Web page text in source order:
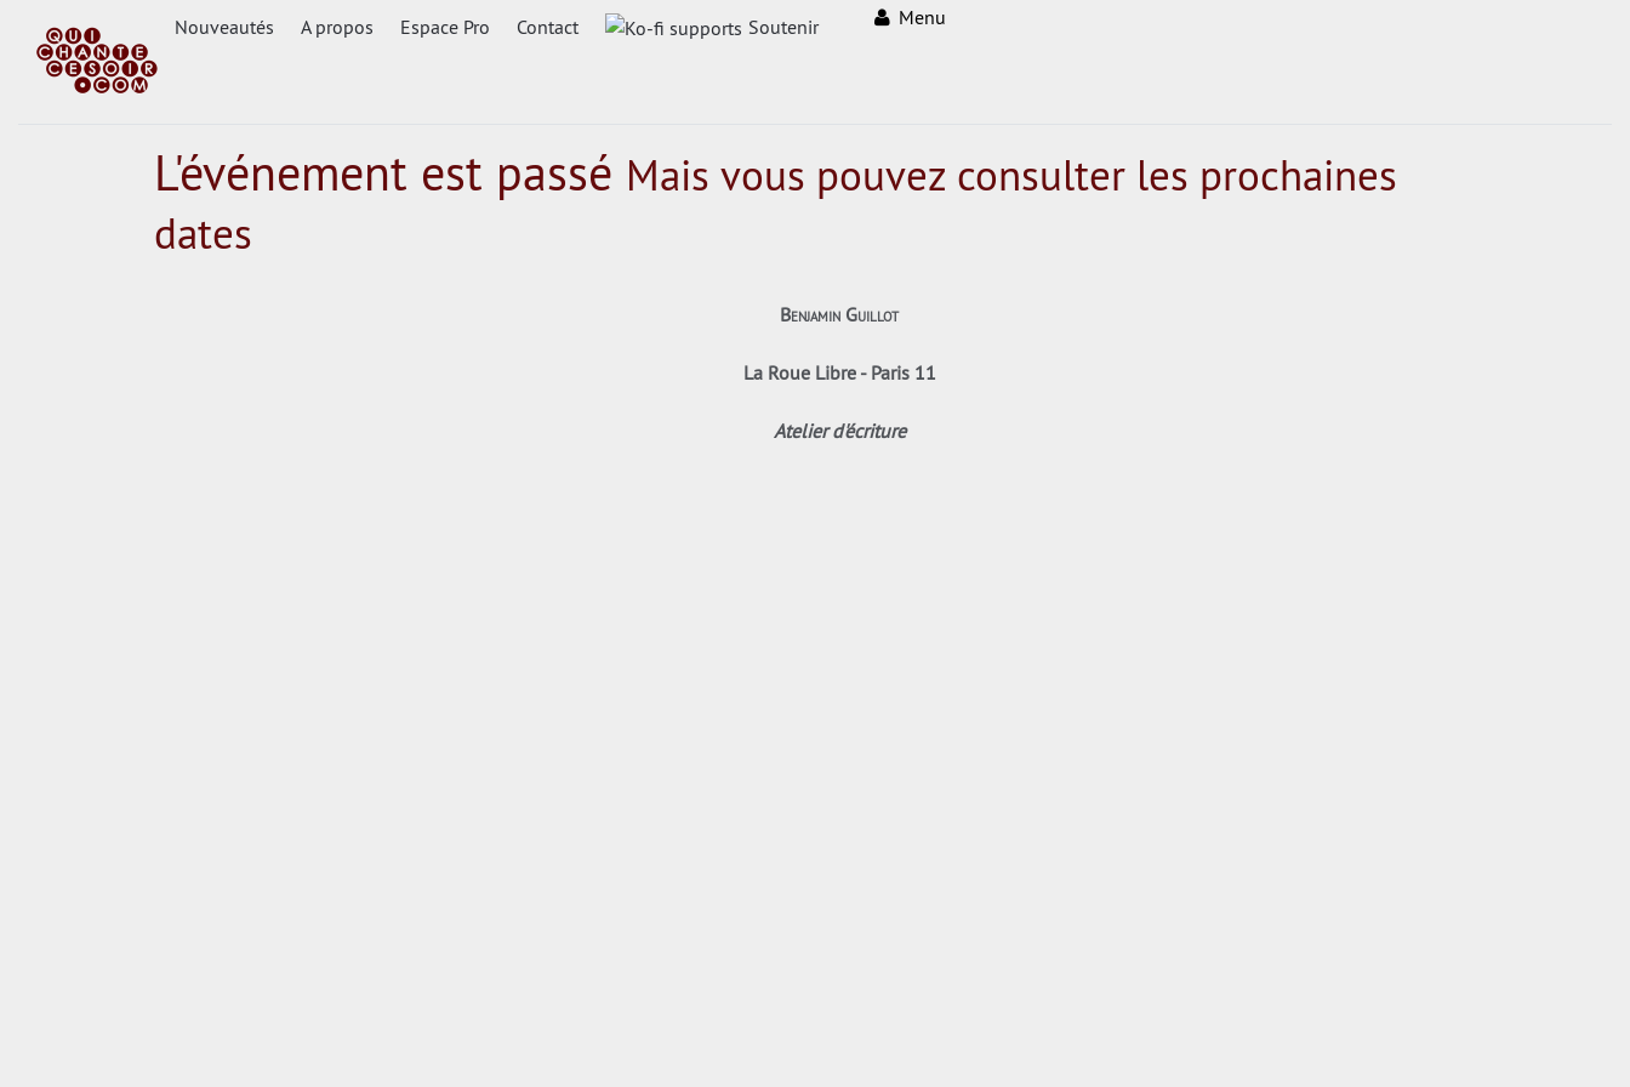
Nouveautés A propos Espace Pro Contact Soutenir Menu
L'événement est passé Mais vous pouvez consulter les prochaines
dates
Benjamin Guillot
La Roue Libre - Paris 11
Atelier d'écriture